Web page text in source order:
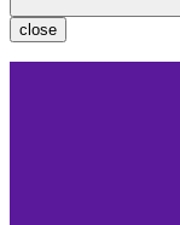
close